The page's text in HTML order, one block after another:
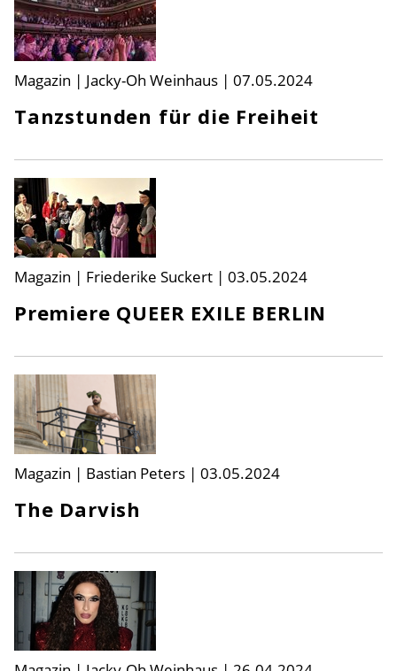
Magazin | Jacky-Oh Weinhaus | 07.05.2024
Tanzstunden für die Freiheit
Magazin | Friederike Suckert | 03.05.2024
Premiere QUEER EXILE BERLIN
Magazin | Bastian Peters | 03.05.2024
The Darvish